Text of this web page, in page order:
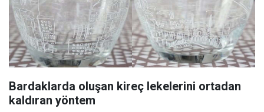
Bardaklarda oluşan kireç lekelerini ortadan
kaldıran yöntem